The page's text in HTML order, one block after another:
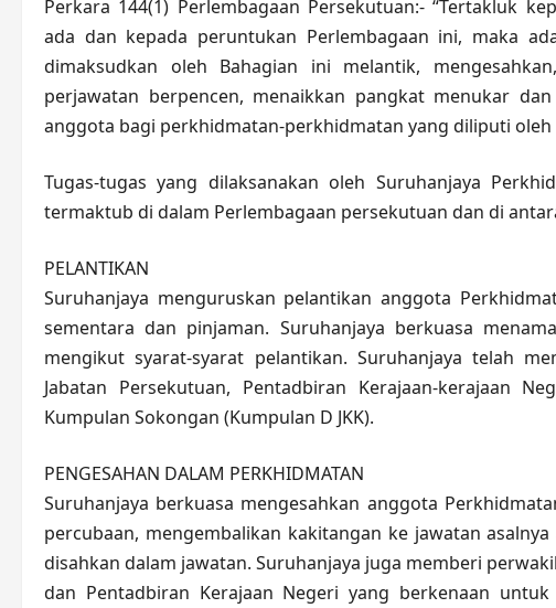
Perkara 144(1) Perlembagaan Persekutuan:- “Tertakluk
ada dan kepada peruntukan Perlembagaan ini, maka
dimaksudkan oleh Bahagian ini melantik,
perjawatan berpencen, menaikkan pangkat menukar
anggota bagi perkhidmatan-perkhidmatan yang diliputi oleh
Tugas-tugas yang dilaksanakan oleh Suruhanjaya
termaktub di dalam Perlembagaan persekutuan dan di
PELANTIKAN
Suruhanjaya menguruskan pelantikan anggota
sementara dan pinjaman. Suruhanjaya berkuasa
mengikut syarat-syarat pelantikan. Suruhanjaya telah
Jabatan Persekutuan, Pentadbiran Kerajaan-kerajaan
Kumpulan Sokongan (Kumpulan D JKK).
PENGESAHAN DALAM PERKHIDMATAN
Suruhanjaya berkuasa mengesahkan anggota
percubaan, mengembalikan kakitangan ke jawatan
disahkan dalam jawatan. Suruhanjaya juga memberi
dan Pentadbiran Kerajaan Negeri yang berkenaan